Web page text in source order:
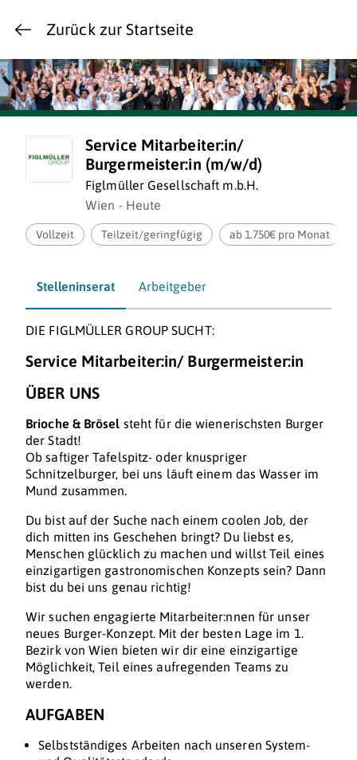
Zurück zur Startseite
Service Mitarbeiter:in/
Burgermeister:in (m/w/d)
Figlmüller Gesellschaft m.b.H.
Wien - Heute
Vollzeit Teilzeit/geringfügig ab 1.750€ pro Monat
Stelleninserat Arbeitgeber
DIE FIGLMÜLLER GROUP SUCHT:
Service Mitarbeiter:in/ Burgermeister:in
ÜBER UNS
Brioche & Brösel steht für die wienerischsten Burger
der Stadt!
Ob saftiger Tafelspitz- oder knuspriger
Schnitzelburger, bei uns läuft einem das Wasser im
Mund zusammen.
Du bist auf der Suche nach einem coolen Job, der
dich mitten ins Geschehen bringt? Du liebst es,
Menschen glücklich zu machen und willst Teil eines
einzigartigen gastronomischen Konzepts sein? Dann
bist du bei uns genau richtig!
Wir suchen engagierte Mitarbeiter:nnen für unser
neues Burger-Konzept. Mit der besten Lage im 1.
Bezirk von Wien bieten wir dir eine einzigartige
Möglichkeit, Teil eines aufregenden Teams zu
werden.
AUFGABEN
Selbstständiges Arbeiten nach unseren System-